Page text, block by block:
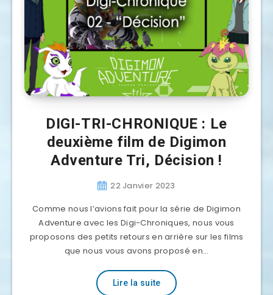
DIGI-TRI-CHRONIQUE : Le
deuxième film de Digimon
Adventure Tri, Décision !
22 Janvier 2023
Comme nous l’avions fait pour la série de Digimon
Adventure avec les Digi-Chroniques, nous vous
proposons des petits retours en arrière sur les films
que nous vous avons proposé en…
Lire la suite